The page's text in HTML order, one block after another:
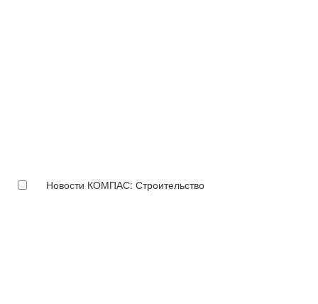
Новости КОМПАС: Строительство